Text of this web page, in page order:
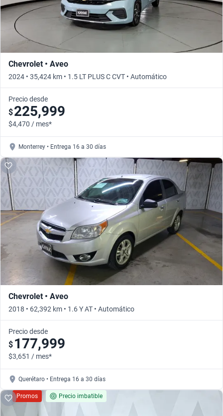
Chevrolet • Aveo
2024 • 35,424 km • 1.5 LT PLUS C CVT • Automático
Precio desde
$225,999
$4,470 / mes*
Monterrey • Entrega 16 a 30 días
Chevrolet • Aveo
2018 • 62,392 km • 1.6 Y AT • Automático
Precio desde
$ 177,999
$3,651 / mes*
Querétaro • Entrega 16 a 30 días
Promos Precio imbatible